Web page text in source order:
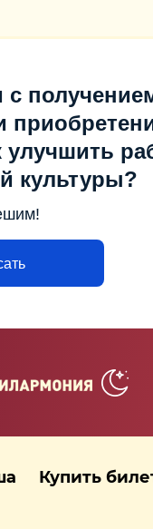
с
улучшить
культуры?
Купить